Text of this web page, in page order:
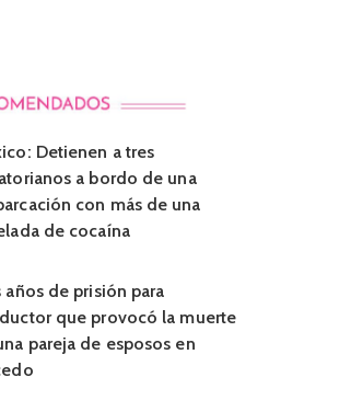
Detienen a tres
a bordo de una
con más de una
de cocaína
años de prisión para
que provocó la muerte
pareja de esposos en